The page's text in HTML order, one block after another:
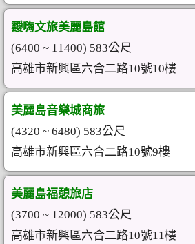
靉嗨文旅美麗島館
(6400 ~ 11400) 583公尺
高雄市新興區六合二路10號10樓
美麗島音樂城商旅
(4320 ~ 6480) 583公尺
高雄市新興區六合二路10號9樓
美麗島福憩旅店
(3700 ~ 12000) 583公尺
高雄市新興區六合二路10號11樓